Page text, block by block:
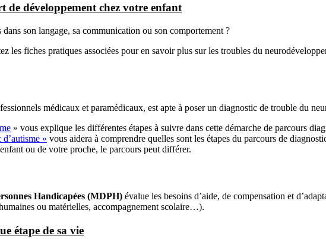
de développement chez votre enfant
son langage, sa communication ou son comportement ?
les fiches pratiques associées pour en savoir plus sur les troubles du
médicaux et paramédicaux, est apte à poser un diagnostic de trouble du
» vous explique les différentes étapes à suivre dans cette démarche de parcours
» vous aidera à comprendre quelles sont les étapes du parcours de
ou de votre proche, le parcours peut différer.
Handicapées (MDPH) évalue les besoins d’aide, de compensation et
ou matérielles, accompagnement scolaire…).
étape de sa vie